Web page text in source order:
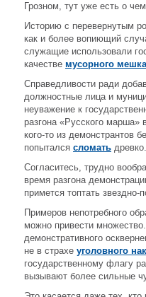
Грозном, тут уже есть о
Историю с перевернутым
как и более вопиющий
служащие использовали
качестве мусорного мешка
Справедливости ради
должностные лица и
неуважение к
разгона «Русского
кого-то из демонстрантов
попытался сломать древко.
Согласитесь, трудно
время разгона
примется топтать
Примеров непотребного
можно привести
демонстративного
не в страхе уголовного
государственному флагу
вызывают более сильные